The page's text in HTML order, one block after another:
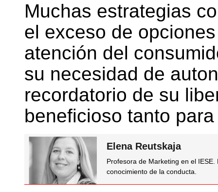
Muchas estrategias
el exceso de
atención del
su necesidad de
recordatorio de su
beneficioso tanto
Elena Reutskaja
Profesora de Marketing en el
conocimiento de la conducta.